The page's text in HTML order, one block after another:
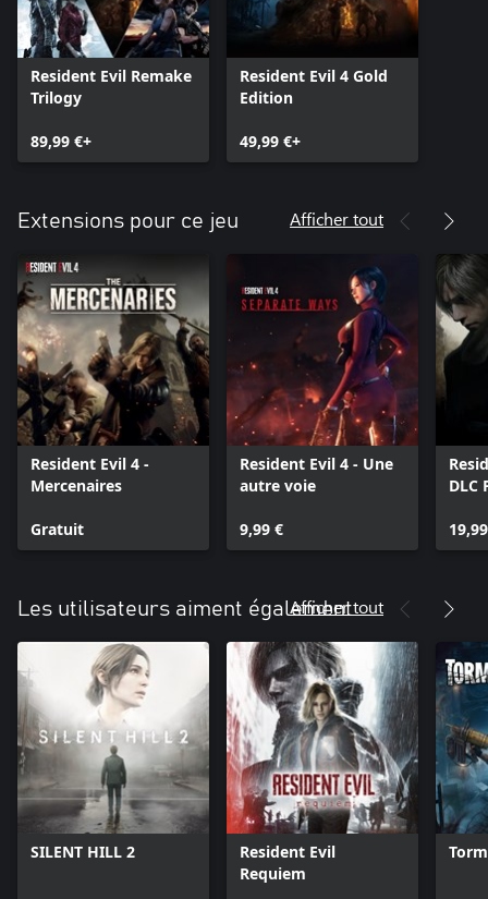
Resident Evil Remake
Trilogy
89,99 €+
Resident Evil 4 Gold
Edition
49,99 €+
Extensions pour ce jeu Afficher tout
Resident Evil 4 -
Mercenaires
Gratuit
Resident Evil 4 - Une
autre voie
9,99 €
DLC
Les utilisateurs aiment également
Afficher tout
SILENT HILL 2
Resident Evil
Requiem